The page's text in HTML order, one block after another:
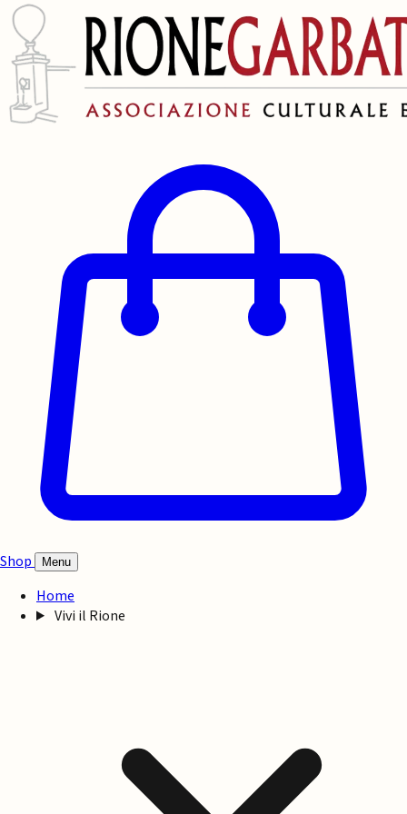
Shop Menu
Home
Vivi il Rione